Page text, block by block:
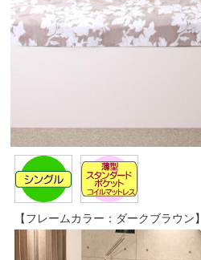
【フレームカラー：ダークブラウン】